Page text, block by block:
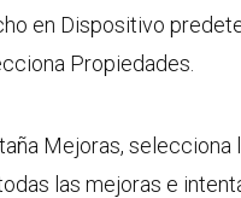
en Dispositivo
Propiedades.
Mejoras, selecciona
las mejoras e